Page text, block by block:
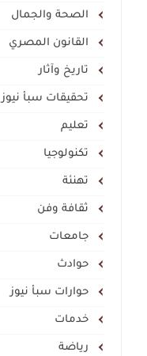
الصحة والجمال
القانون المصري
تاريخ وآثار
تحقيقات سبأ نيوز
تعليم
تكنولوجيا
تهنئة
ثقافة وفن
جامعات
حوادث
حوارات سبأ نيوز
خدمات
رياضة